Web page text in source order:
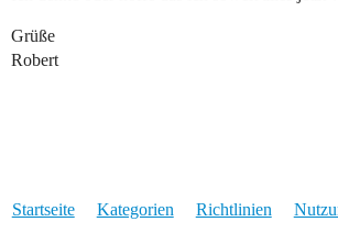
Grüße
Robert
Startseite Kategorien Richtlinien